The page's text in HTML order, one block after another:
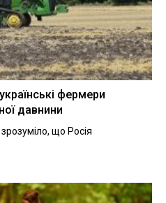
фермери
давнини
що Росія